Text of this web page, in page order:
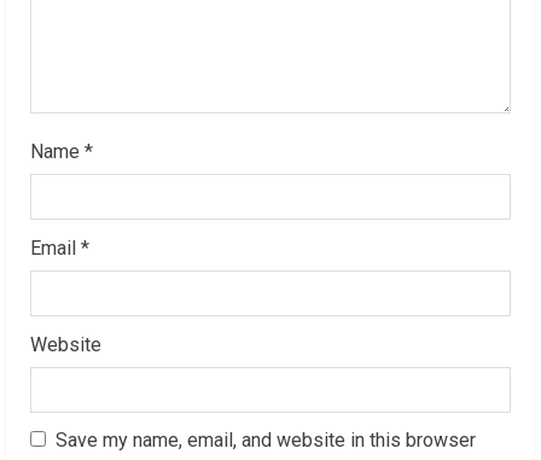
Name *
Email *
Website
Save my name, email, and website in this browser